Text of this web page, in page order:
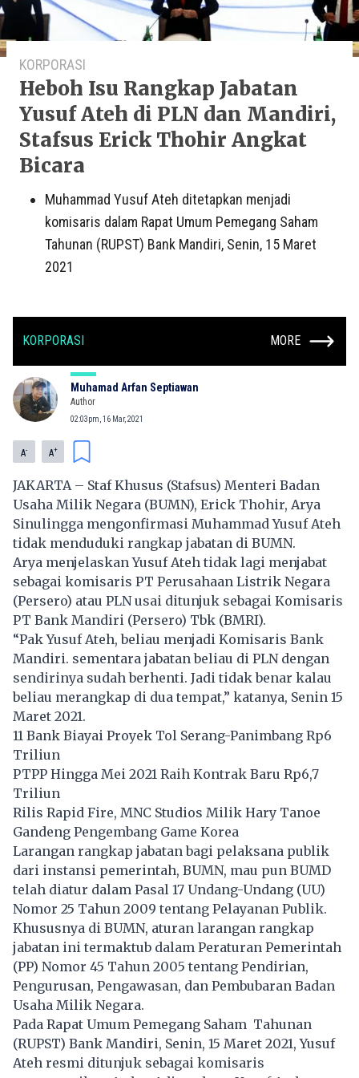
KORPORASI
Heboh Isu Rangkap Jabatan
Yusuf Ateh di PLN dan Mandiri,
Stafsus Erick Thohir Angkat
Bicara
Muhammad Yusuf Ateh ditetapkan menjadi
komisaris dalam Rapat Umum Pemegang Saham
Tahunan (RUPST) Bank Mandiri, Senin, 15 Maret
2021
KORPORASI MORE
Muhamad Arfan Septiawan
Author
02:03pm, 16 Mar, 2021
A- A+
JAKARTA – Staf Khusus (Stafsus) Menteri Badan
Usaha Milik Negara (BUMN), Erick Thohir, Arya
Sinulingga mengonfirmasi Muhammad Yusuf Ateh
tidak menduduki rangkap jabatan di BUMN.
Arya menjelaskan Yusuf Ateh tidak lagi menjabat
sebagai komisaris PT Perusahaan Listrik Negara
(Persero) atau PLN usai ditunjuk sebagai Komisaris
PT Bank Mandiri (Persero) Tbk (BMRI).
“Pak Yusuf Ateh, beliau menjadi Komisaris Bank
Mandiri. sementara jabatan beliau di PLN dengan
sendirinya sudah berhenti. Jadi tidak benar kalau
beliau merangkap di dua tempat,” katanya, Senin 15
Maret 2021.
11 Bank Biayai Proyek Tol Serang-Panimbang Rp6
Triliun
PTPP Hingga Mei 2021 Raih Kontrak Baru Rp6,7
Triliun
Rilis Rapid Fire, MNC Studios Milik Hary Tanoe
Gandeng Pengembang Game Korea
Larangan rangkap jabatan bagi pelaksana publik
dari instansi pemerintah, BUMN, mau pun BUMD
telah diatur dalam Pasal 17 Undang-Undang (UU)
Nomor 25 Tahun 2009 tentang Pelayanan Publik.
Khususnya di BUMN, aturan larangan rangkap
jabatan ini termaktub dalam Peraturan Pemerintah
(PP) Nomor 45 Tahun 2005 tentang Pendirian,
Pengurusan, Pengawasan, dan Pembubaran Badan
Usaha Milik Negara.
Pada Rapat Umum Pemegang Saham Tahunan
(RUPST) Bank Mandiri, Senin, 15 Maret 2021, Yusuf
Ateh resmi ditunjuk sebagai komisaris